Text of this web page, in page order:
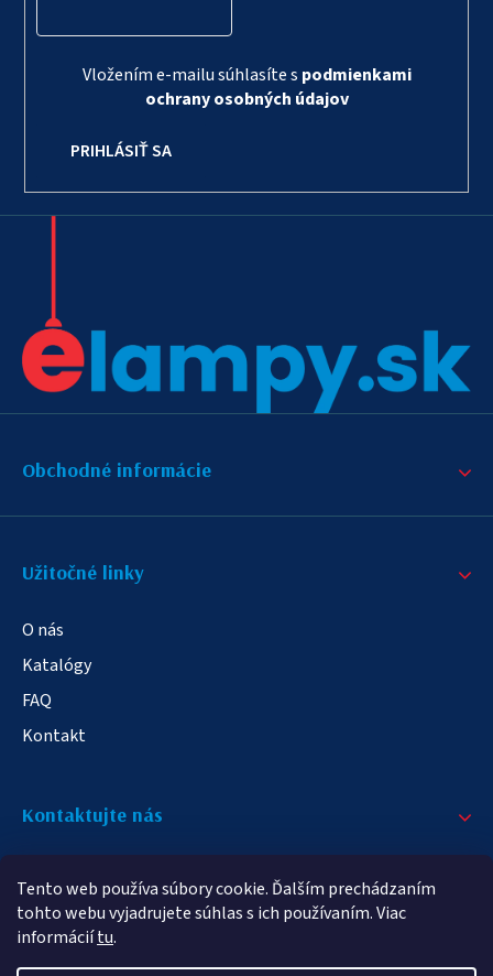
Tento web používa súbory cookie. Ďalším prechádzaním
tohto webu vyjadrujete súhlas s ich používaním. Viac
informáciítu.
Vložením e-mailu súhlasíte s podmienkami
ochrany osobných údajov
PRIHLÁSIŤ SA
Obchodné informácie
Užitočné linky
O nás
Katalógy
FAQ
Kontakt
Kontaktujte nás
info@elampa.sk